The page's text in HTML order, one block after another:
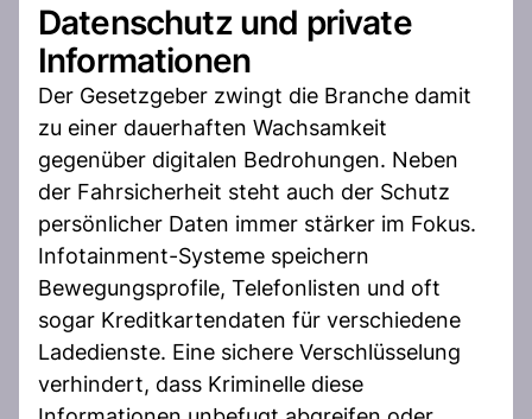
Datenschutz und private
Informationen
Der Gesetzgeber zwingt die Branche damit
zu einer dauerhaften Wachsamkeit
gegenüber digitalen Bedrohungen. Neben
der Fahrsicherheit steht auch der Schutz
persönlicher Daten immer stärker im Fokus.
Infotainment-Systeme speichern
Bewegungsprofile, Telefonlisten und oft
sogar Kreditkartendaten für verschiedene
Ladedienste. Eine sichere Verschlüsselung
verhindert, dass Kriminelle diese